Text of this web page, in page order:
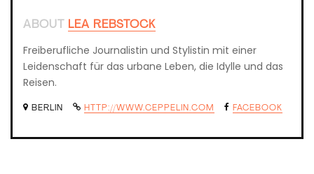
ABOUT LEA REBSTOCK
Freiberufliche Journalistin und Stylistin mit einer
Leidenschaft für das urbane Leben, die Idylle und das
Reisen.
BERLIN HTTP://WWW.CEPPELIN.COM FACEBOOK